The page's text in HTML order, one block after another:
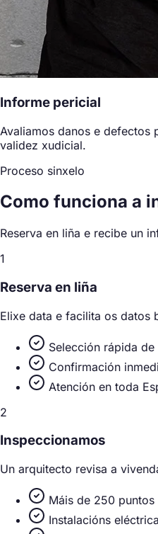
Informe pericial
Avaliamos danos e defectos
validez xudicial.
Proceso sinxelo
Como funciona a
Reserva en liña e recibe un
1
Reserva en liña
Elixe data e facilita os datos
Selección rápida de
Confirmación
Atención en toda
2
Inspeccionamos
Un arquitecto revisa a
Máis de 250
Instalacións